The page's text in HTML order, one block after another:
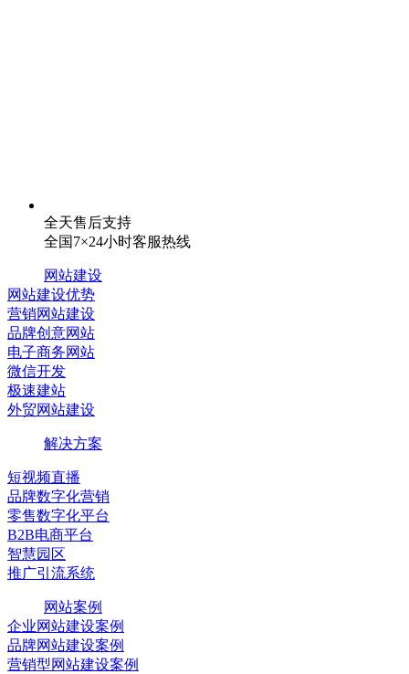
全天售后支持
全国7×24小时客服热线
网站建设
网站建设优势
营销网站建设
品牌创意网站
电子商务网站
微信开发
极速建站
外贸网站建设
解决方案
短视频直播
品牌数字化营销
零售数字化平台
B2B电商平台
智慧园区
推广引流系统
网站案例
企业网站建设案例
品牌网站建设案例
营销型网站建设案例